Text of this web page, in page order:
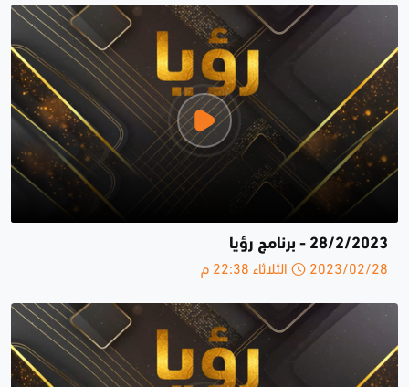
28/2/2023 - برنامج رؤيا
2023/02/28 الثلاثاء 22:38 م